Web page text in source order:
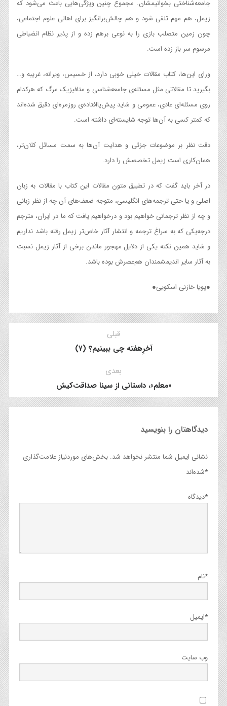
جامعه‌شناختی بخوانیمشان. مجموع چنین ویژگی‌هایی باعث می‌شود که
زیمل، هم مهم تلقی شود و هم چالش‌برانگیز برای اهالی علوم اجتماعی،
چون زمین متصلب بازی را به نوعی برهم زده و از پذیر نظام انضباطی
مرسوم سر باز زده است.
ورای این‌ها، کتاب مقالات خیلی خوبی دارد، از خسیس، ویرانه، غریبه و…
بگیرید تا مقالاتی مثل مسئله‌ی جامعه‌شناسی و متافیزیکِ مرگ که هرکدام
روی مسئله‌ای عادی، عمومی و شاید پیش‌پاافتاده‌ی روزمره‌ای دقیق شده‌اند
که کمتر کسی به آن‌ها توجه شایسته‌ای داشته است.
دقت نظر بر موضوعات جزئی و هدایت آن‌ها به سمت مسائل کلان‌تر،
همان‌کاری است زیمل تخصصش را دارد.
در آخر باید گفت که در تطبیق متون مقالات این‌ کتاب با مقالات به زبان
اصلی و یا حتی ترجمه‌های انگلیسی، متوجه ضعف‌های آن چه از نظر زبانی
و چه از نظر ترجمانی خواهیم بود و درخواهیم یافت که ما در ایران، مترجم
درجه‌‌یکی که به سراغ ترجمه و انتشار آثار خاص‌تر زیمل‌ رفته باشد نداریم
و شاید همین نکته یکی از دلایل مهجور ماندن برخی از آثار زیمل‌ نسبت
به آثار سایر اندیمشمندان هم‌عصرش بوده باشد.
●پویا خازنی اسکویی●
قبلی
آخرِهفته چی ببینیم؟ (۷)
بعدی
«معلم»، داستانی از سینا صداقت‌کیش
دیدگاهتان را بنویسید
نشانی ایمیل شما منتشر نخواهد شد. بخش‌های موردنیاز علامت‌گذاری
شده‌اند*
دیدگاه*
نام*
ایمیل*
وب‌ سایت